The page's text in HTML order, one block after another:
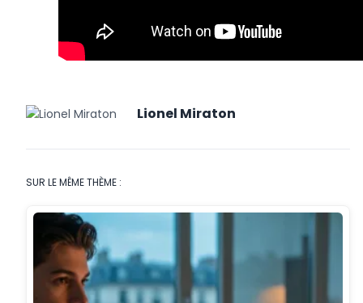
Lionel Miraton
SUR LE MÊME THÈME :